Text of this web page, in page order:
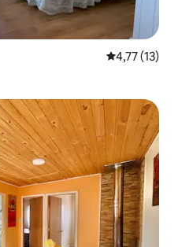
Priemerné
4,77 (13)